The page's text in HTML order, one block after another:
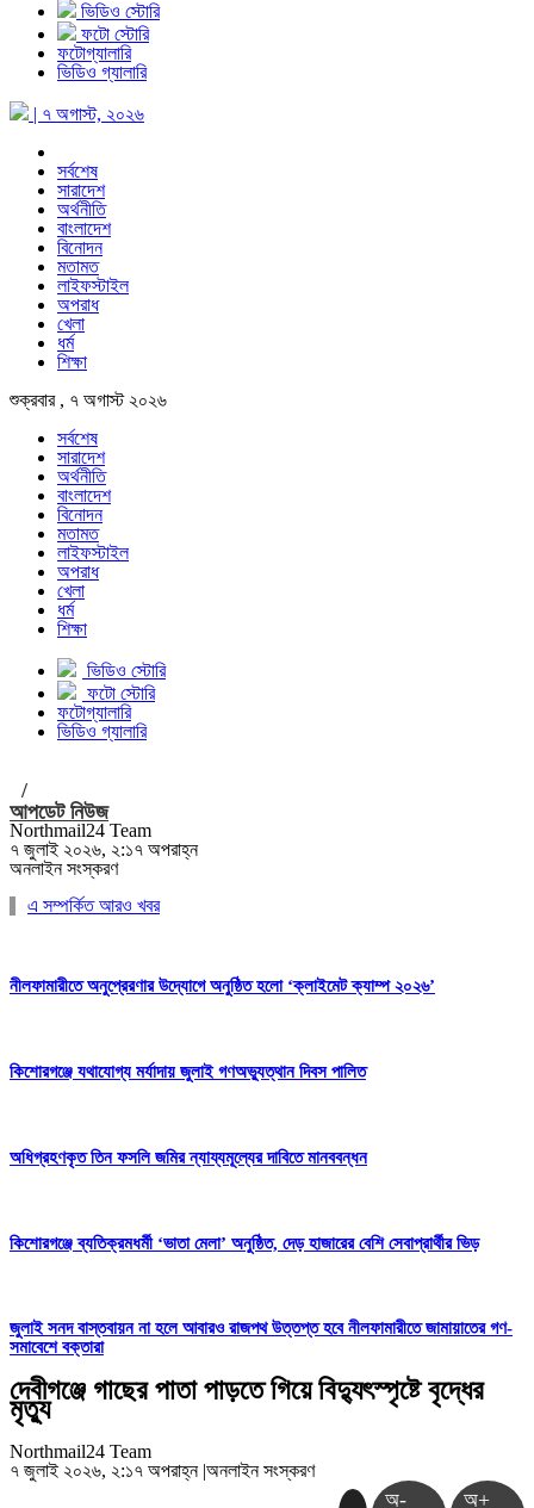
ভিডিও স্টোরি
ফটো স্টোরি
ফটোগ্যালারি
ভিডিও গ্যালারি
| ৭ অগাস্ট, ২০২৬
সর্বশেষ
সারাদেশ
অর্থনীতি
বাংলাদেশ
বিনোদন
মতামত
লাইফস্টাইল
অপরাধ
খেলা
ধর্ম
শিক্ষা
শুক্রবার , ৭ অগাস্ট ২০২৬
সর্বশেষ
সারাদেশ
অর্থনীতি
বাংলাদেশ
বিনোদন
মতামত
লাইফস্টাইল
অপরাধ
খেলা
ধর্ম
শিক্ষা
ভিডিও স্টোরি
ফটো স্টোরি
ফটোগ্যালারি
ভিডিও গ্যালারি
/
আপডেট নিউজ
Northmail24 Team
৭ জুলাই ২০২৬, ২:১৭ অপরাহ্ন
অনলাইন সংস্করণ
এ সম্পর্কিত আরও খবর
নীলফামারীতে অনুপ্রেরণার উদ্যোগে অনুষ্ঠিত হলো ‘ক্লাইমেট ক্যাম্প ২০২৬’
কিশোরগঞ্জে যথাযোগ্য মর্যাদায় জুলাই গণঅভ্যুত্থান দিবস পালিত
অধিগ্রহণকৃত তিন ফসলি জমির ন্যায্যমূল্যের দাবিতে মানববন্ধন
কিশোরগঞ্জে ব্যতিক্রমধর্মী ‘ভাতা মেলা’ অনুষ্ঠিত, দেড় হাজারের বেশি সেবাপ্রার্থীর ভিড়
জুলাই সনদ বাস্তবায়ন না হলে আবারও রাজপথ উত্তপ্ত হবে নীলফামারীতে জামায়াতের গণ-
সমাবেশে বক্তারা
দেবীগঞ্জে গাছের পাতা পাড়তে গিয়ে বিদ্যুৎস্পৃষ্টে বৃদ্ধের
মৃত্যু
Northmail24 Team
৭ জুলাই ২০২৬, ২:১৭ অপরাহ্ন |অনলাইন সংস্করণ
অ- অ+